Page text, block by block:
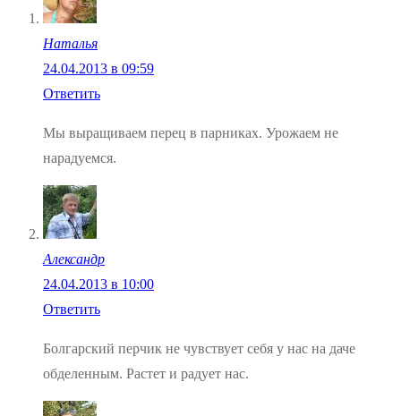
Наталья
24.04.2013 в 09:59
Ответить
Мы выращиваем перец в парниках. Урожаем не
нарадуемся.
Александр
24.04.2013 в 10:00
Ответить
Болгарский перчик не чувствует себя у нас на даче
обделенным. Растет и радует нас.